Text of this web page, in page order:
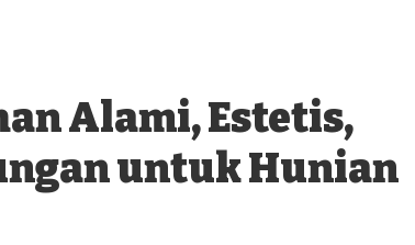
Alami, Estetis,
untuk Hunian